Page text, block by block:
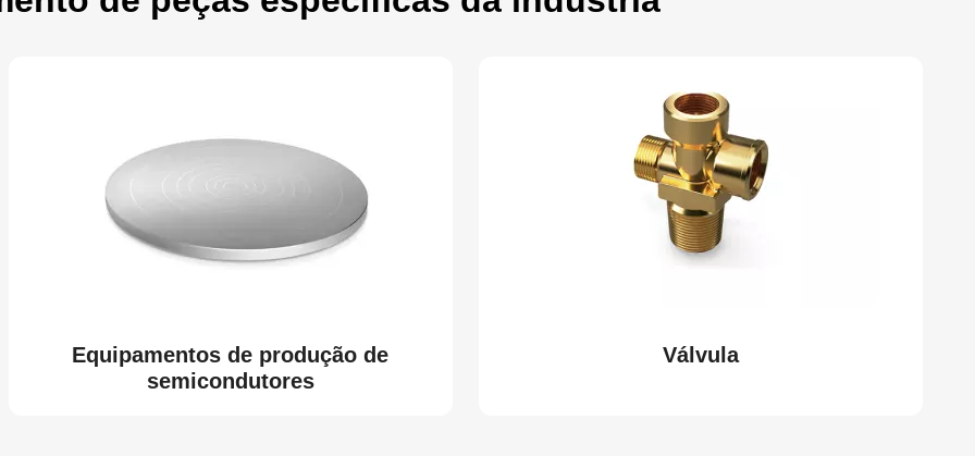
Equipamentos de produção de
semicondutores
Válvula